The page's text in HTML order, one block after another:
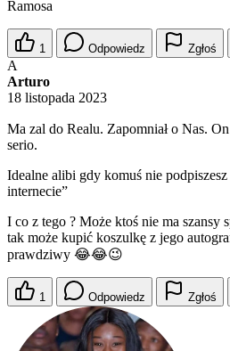
Ramosa
1 Odpowiedz Zgłoś
A
Arturo
18 listopada 2023
Ma zal do Realu. Zapomniał o Nas.
serio.
Idealne alibi gdy komuś nie
internecie”
I co z tego ? Może ktoś nie ma szansy
tak może kupić koszulkę z jego
prawdziwy 😂😂😉
1 Odpowiedz Zgłoś